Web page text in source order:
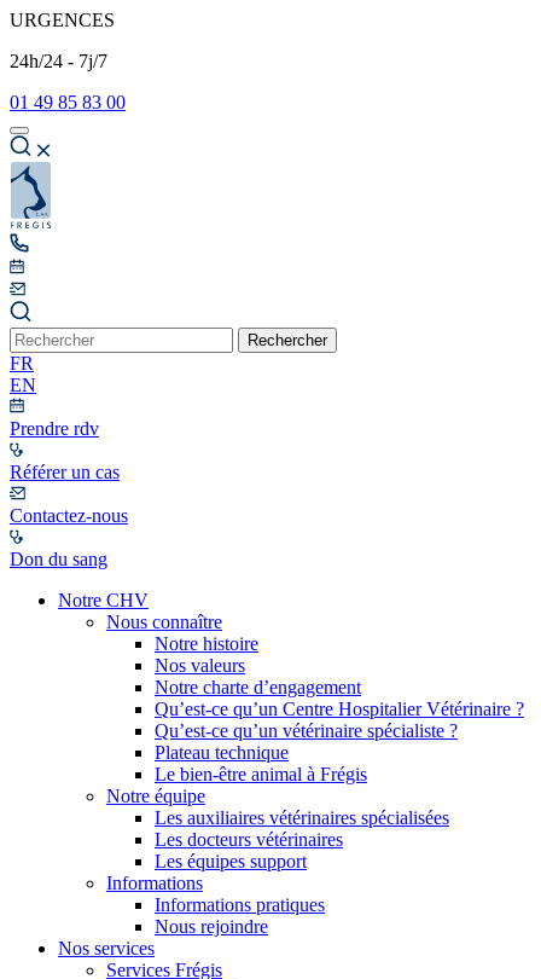
URGENCES
24h/24 - 7j/7
01 49 85 83 00
Rechercher
FR
EN
Prendre rdv
Référer un cas
Contactez-nous
Don du sang
Notre CHV
Nous connaître
Notre histoire
Nos valeurs
Notre charte d’engagement
Qu’est-ce qu’un Centre Hospitalier Vétérinaire ?
Qu’est-ce qu’un vétérinaire spécialiste ?
Plateau technique
Le bien-être animal à Frégis
Notre équipe
Les auxiliaires vétérinaires spécialisées
Les docteurs vétérinaires
Les équipes support
Informations
Informations pratiques
Nous rejoindre
Nos services
Services Frégis